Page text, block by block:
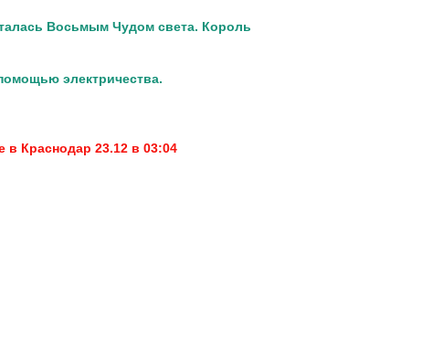
Восьмым Чудом света. Король
электричества.
в Краснодар 23.12 в 03:04